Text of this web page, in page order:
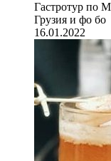
Гастротур по
Грузия и фо бо
16.01.2022